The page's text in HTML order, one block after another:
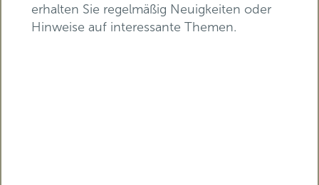
erhalten Sie regelmäßig Neuigkeiten oder
Hinweise auf interessante Themen.